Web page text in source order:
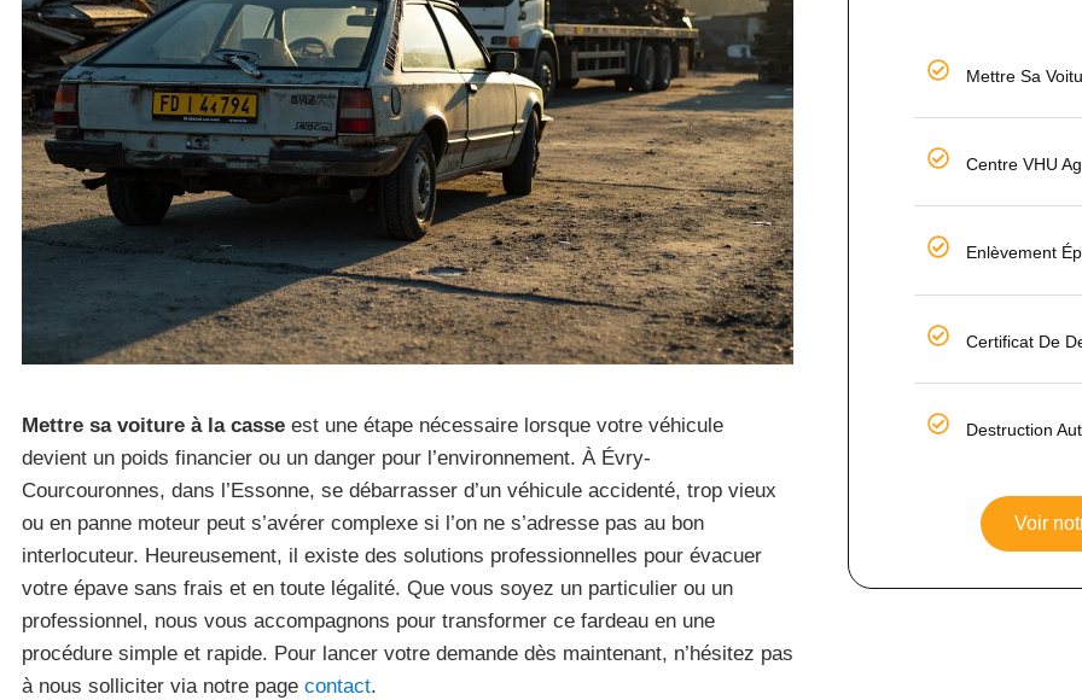
Mettre sa voiture à la casse est une étape nécessaire lorsque votre véhicule
devient un poids financier ou un danger pour l’environnement. À Évry-
Courcouronnes, dans l’Essonne, se débarrasser d’un véhicule accidenté, trop vieux
ou en panne moteur peut s’avérer complexe si l’on ne s’adresse pas au bon
interlocuteur. Heureusement, il existe des solutions professionnelles pour évacuer
votre épave sans frais et en toute légalité. Que vous soyez un particulier ou un
professionnel, nous vous accompagnons pour transformer ce fardeau en une
procédure simple et rapide. Pour lancer votre demande dès maintenant, n’hésitez pas
à nous solliciter via notre page contact.
Mettre Sa
Centre VHU
Enlèvement
Certificat De
Destruction
Voir